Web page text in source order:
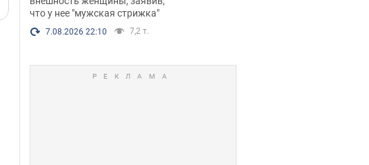
Фото
что у нее "мужская стрижка"
7.08.2026 22:10 7,2 т.